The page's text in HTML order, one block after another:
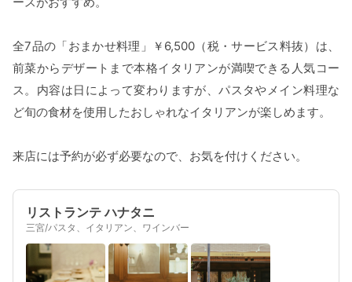
全7品の「おまかせ料理」￥6,500（税・サービス料抜）は、
前菜からデザートまで本格イタリアンが満喫できる人気コー
ス。内容は日によって変わりますが、パスタやメイン料理な
ど旬の食材を使用したおしゃれなイタリアンが楽しめます。
来店には予約が必ず必要なので、お気を付けください。
リストランテ ハナタニ
三宮/パスタ、イタリアン、ワインバー